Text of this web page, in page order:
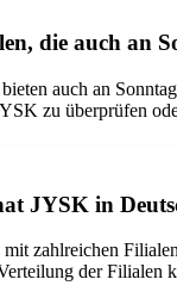
die auch an
auch an
zu überprüfen
JYSK in
zahlreichen
der Filialen